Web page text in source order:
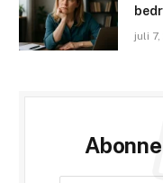
juli